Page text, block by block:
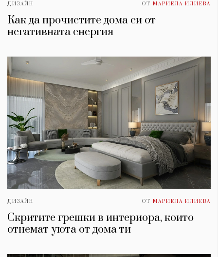
ДИЗАЙН ОТ МАРИЕЛА ИЛИЕВА
Как да прочистите дома си от
негативната енергия
ДИЗАЙН ОТ МАРИЕЛА ИЛИЕВА
Скритите грешки в интериора, които
отнемат уюта от дома ти